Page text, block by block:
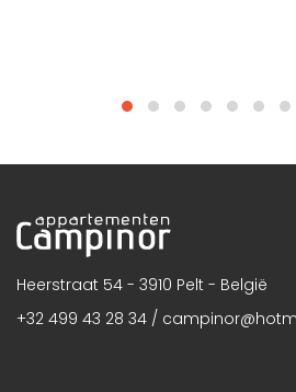
Heerstraat 54 - 3910 Pelt - België
+32 499 43 28 34 /